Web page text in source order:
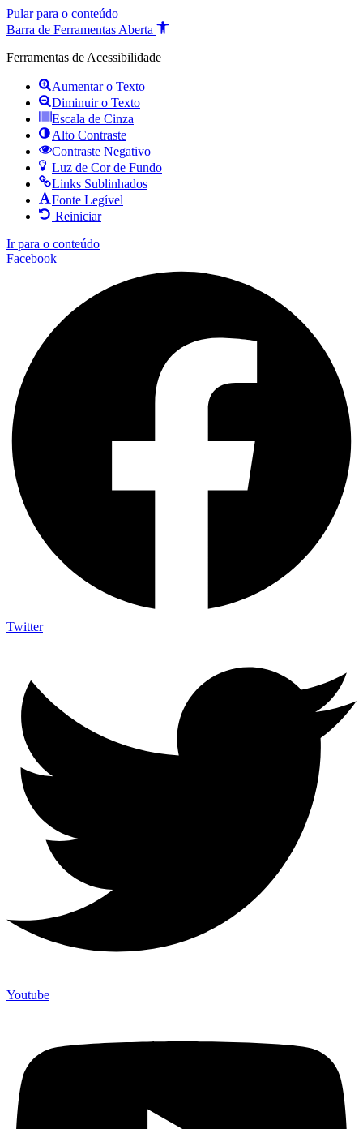
Pular para o conteúdo
Barra de Ferramentas Aberta
Ferramentas de Acessibilidade
Aumentar o Texto
Diminuir o Texto
Escala de Cinza
Alto Contraste
Contraste Negativo
Luz de Cor de Fundo
Links Sublinhados
Fonte Legível
Reiniciar
Ir para o conteúdo
Facebook
Twitter
Youtube